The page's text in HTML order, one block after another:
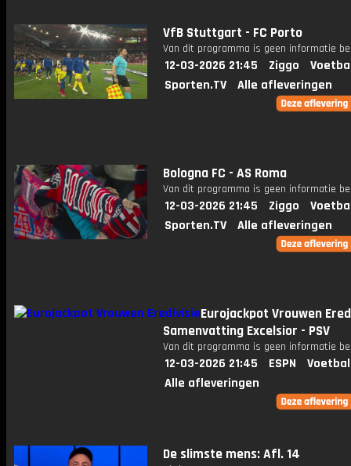
VfB Stuttgart - FC Porto
Van dit programma is geen informatie
12-03-2026 21:45 Ziggo
Sporten.TV
Alle afleveringen
Bologna FC - AS Roma
Van dit programma is geen informatie
12-03-2026 21:45 Ziggo
Sporten.TV
Alle afleveringen
Eurojackpot Vrouwen
Samenvatting Excelsior - PSV
Van dit programma is geen informatie
12-03-2026 21:45 ESPN
Alle afleveringen
De slimste mens: Afl. 14